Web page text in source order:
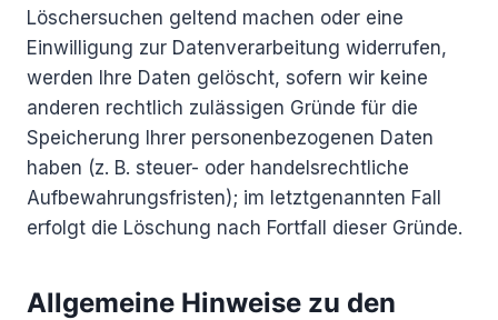
Löschersuchen geltend machen oder eine
Einwilligung zur Datenverarbeitung widerrufen,
werden Ihre Daten gelöscht, sofern wir keine
anderen rechtlich zulässigen Gründe für die
Speicherung Ihrer personenbezogenen Daten
haben (z. B. steuer- oder handelsrechtliche
Aufbewahrungsfristen); im letztgenannten Fall
erfolgt die Löschung nach Fortfall dieser Gründe.
Allgemeine Hinweise zu den